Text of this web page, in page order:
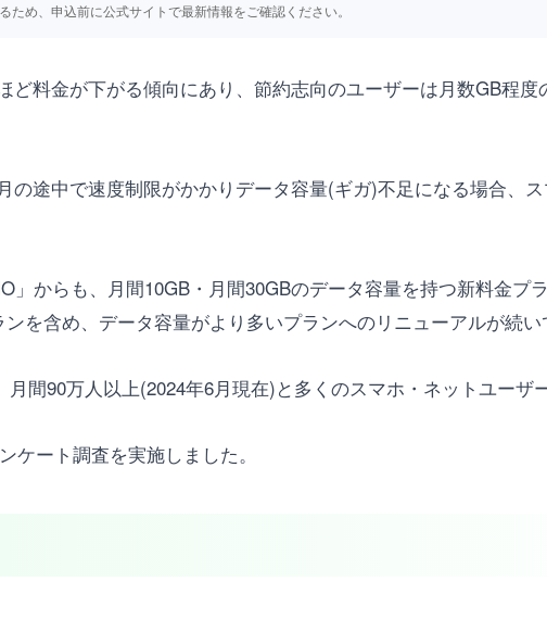
め、申込前に公式サイトで最新情報をご確認ください。
料金が下がる傾向にあり、節約志向のユーザーは月数GB程度
途中で速度制限がかかりデータ容量(ギガ)不足になる場合、
からも、月間10GB・月間30GBのデータ容量を持つ新料金プ
を含め、データ容量がより多いプランへのリニューアルが続い
間90万人以上(2024年6月現在)と多くのスマホ・ネットユーザ
ケート調査を実施しました。